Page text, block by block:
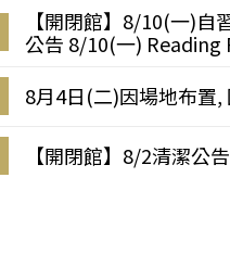
【開閉館】8/10(一)
公告 8/10(一)
8月4日(二)因場地布置,
【開閉館】8/2清潔公告